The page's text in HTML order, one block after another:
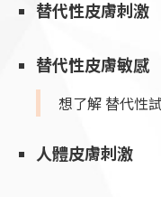
替代性皮膚刺激
替代性皮膚敏感
想了解 替代性
人體皮膚刺激